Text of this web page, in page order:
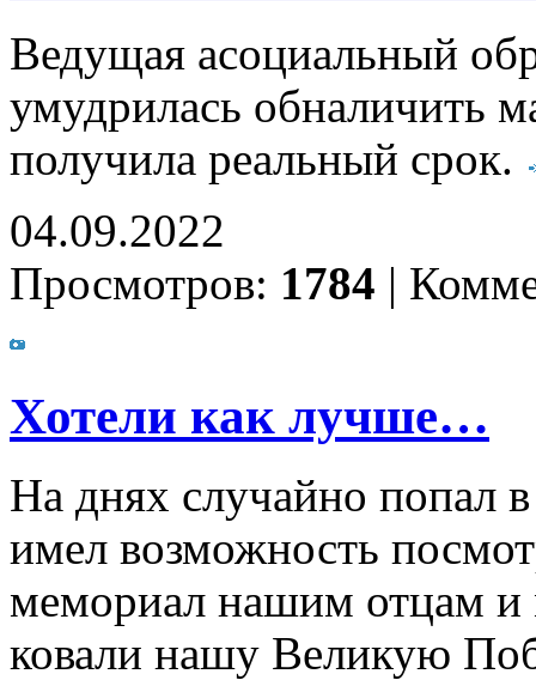
Ведущая асоциальный
умудрилась обналичить
получила реальный срок.
04.09.2022
Просмотров: 1784 |
Хотели как лучше…
На днях случайно попал
имел возможность
мемориал нашим отцам и
ковали нашу Великую